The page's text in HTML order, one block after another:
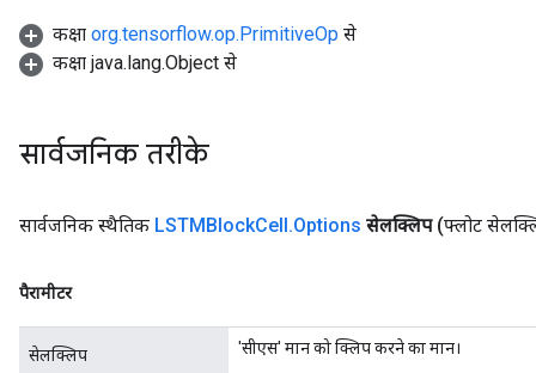
कक्षा org.tensorflow.op.PrimitiveOp से
कक्षा java.lang.Object से
सार्वजनिक तरीके
सार्वजनिक स्थैतिक LSTMBlockCell.Options सेलक्लिप (फ्लोट
पैरामीटर
सेलक्लिप 'सीएस' मान को क्लिप करने का मान।